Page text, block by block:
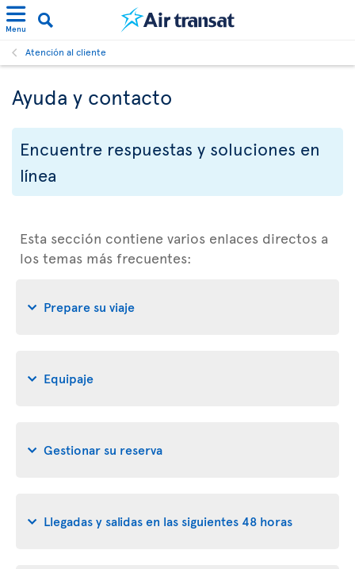
Menu
Atención al cliente
Ayuda y contacto
Encuentre respuestas y soluciones en
línea
Esta sección contiene varios enlaces directos a
los temas más frecuentes:
Prepare su viaje
Equipaje
Gestionar su reserva
Llegadas y salidas en las siguientes 48 horas